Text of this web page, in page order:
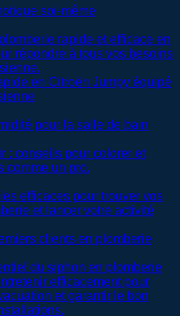
soi-même
en Citroën Jumpy équipé
pour la salle de bain
: conseils pour colorer et
comme un pro.
clients en plomberie